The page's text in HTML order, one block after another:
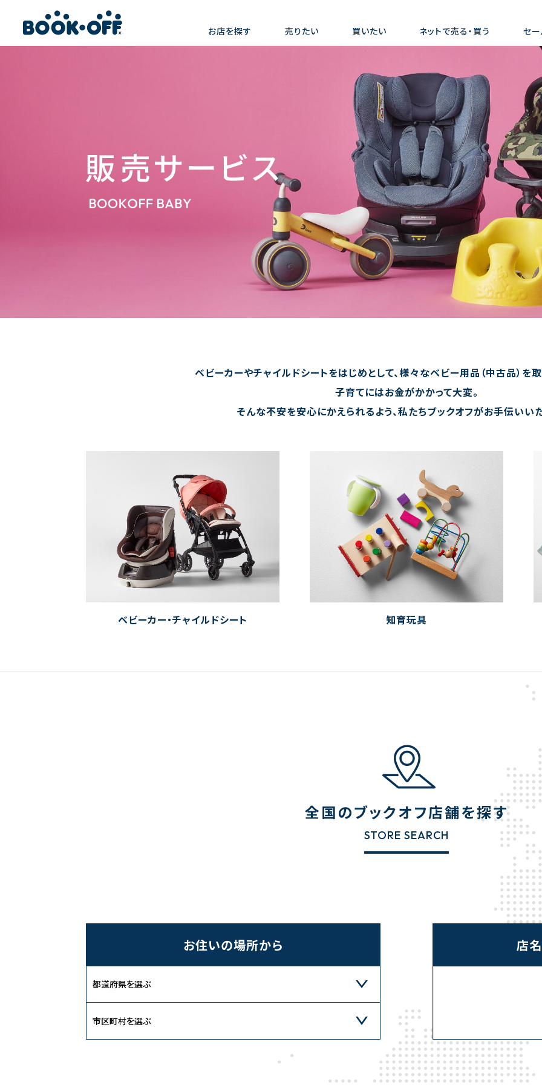
お店を探す 売りたい 買いたい ネットで売る・買う セー
ベビーカーやチャイルドシートをはじめとして、様々なベビー用品（中古品）を取
子育てにはお金がかかって大変。
そんな不安を安心にかえられるよう、私たちブックオフがお手伝いいた
ベビーカー・チャイルドシート 知育玩具
全国のブックオフ店舗を探す
STORE SEARCH
お住いの場所から 店